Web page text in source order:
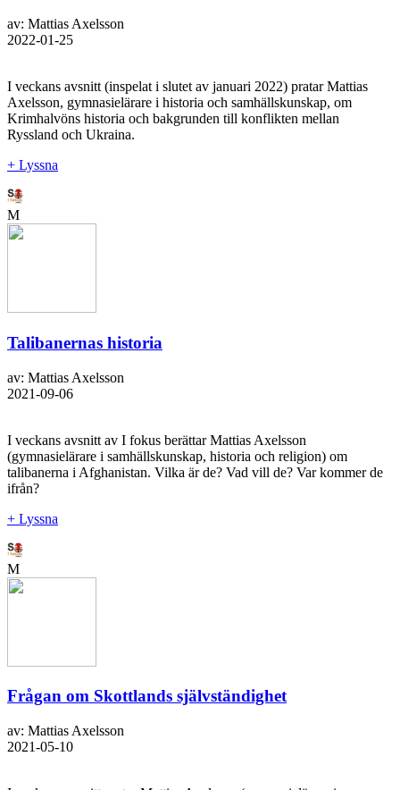
av: Mattias Axelsson
2022-01-25
I veckans avsnitt (inspelat i slutet av januari 2022) pratar Mattias
Axelsson, gymnasielärare i historia och samhällskunskap, om
Krimhalvöns historia och bakgrunden till konflikten mellan
Ryssland och Ukraina.
+ Lyssna
M
Talibanernas historia
av: Mattias Axelsson
2021-09-06
I veckans avsnitt av I fokus berättar Mattias Axelsson
(gymnasielärare i samhällskunskap, historia och religion) om
talibanerna i Afghanistan. Vilka är de? Vad vill de? Var kommer de
ifrån?
+ Lyssna
M
Frågan om Skottlands självständighet
av: Mattias Axelsson
2021-05-10